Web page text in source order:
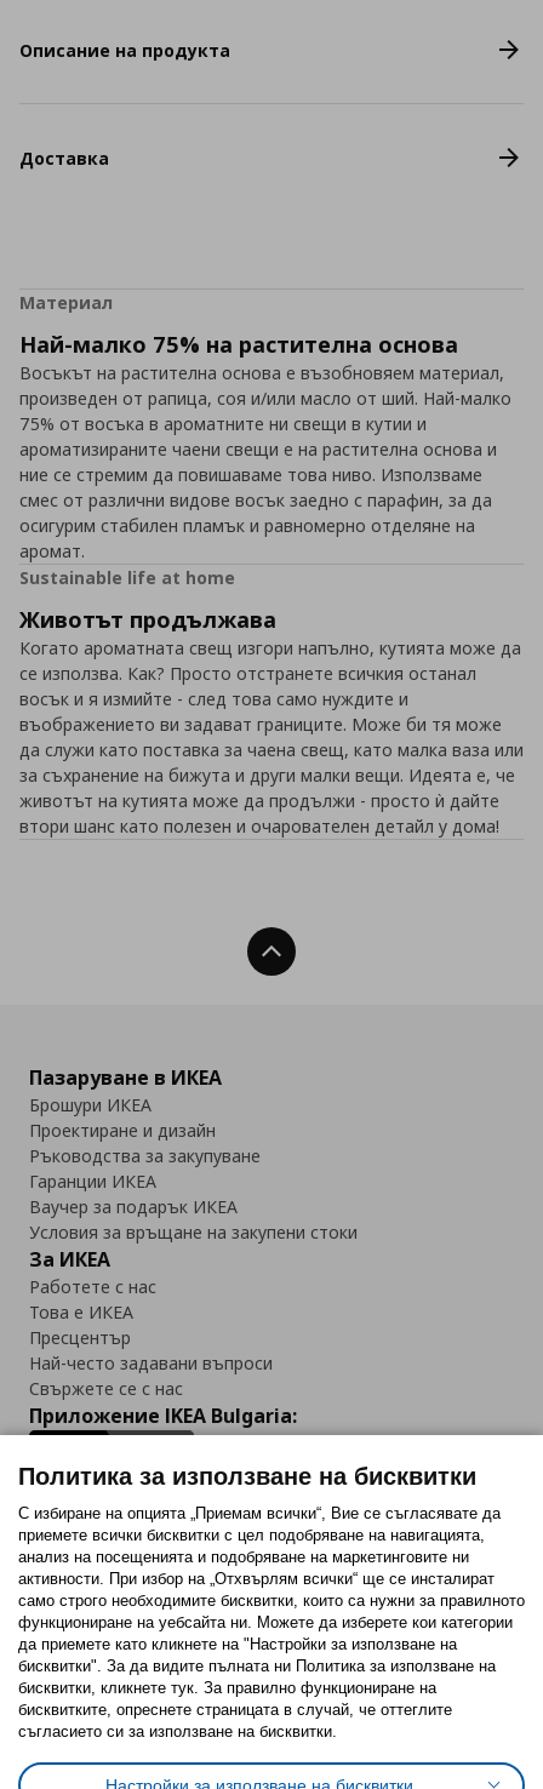
Описание на продукта
Доставка
Материал
Най-малко 75% на растителна основа
Восъкът на растителна основа е възобновяем материал,
произведен от рапица, соя и/или масло от ший. Най-малко
75% от восъка в ароматните ни свещи в кутии и
ароматизираните чаени свещи е на растителна основа и
ние се стремим да повишаваме това ниво. Използваме
смес от различни видове восък заедно с парафин, за да
осигурим стабилен пламък и равномерно отделяне на
аромат.
Sustainable life at home
Животът продължава
Когато ароматната свещ изгори напълно, кутията може да
се използва. Как? Просто отстранете всичкия останал
восък и я измийте - след това само нуждите и
въображението ви задават границите. Може би тя може
да служи като поставка за чаена свещ, като малка ваза или
за съхранение на бижута и други малки вещи. Идеята е, че
животът на кутията може да продължи - просто ѝ дайте
втори шанс като полезен и очарователен детайл у дома!
Нагоре
Пазаруване в ИКЕА
Брошури ИКЕА
Проектиране и дизайн
Ръководства за закупуване
Гаранции ИКЕА
Ваучер за подарък ИКЕА
Условия за връщане на закупени стоки
За ИКЕА
Работете с нас
Това е ИКЕА
Пресцентър
Най-често задавани въпроси
Свържете се с нас
Приложение IKEA Bulgaria:
Последвайте ни:
FacebookTwitterYoutubePinterestInstagram
Политика за използване на бисквитки (Cookies)
Избор на настройки за използване на бисквитки
Политика за използване на бисквитки
С избиране на опцията „Приемам всички“, Вие се съгласявате да
приемете всички бисквитки с цел подобряване на навигацията,
анализ на посещенията и подобряване на маркетинговите ни
активности. При избор на „Отхвърлям всички“ ще се инсталират
само строго необходимитe бисквитки, които са нужни за правилното
функциониране на уебсайта ни. Можете да изберете кои категории
да приемете като кликнете на "Настройки за използване на
бисквитки". За да видите пълната ни Политика за използване на
бисквитки, кликнете тук. За правилно функциониране на
бисквитките, опреснете страницата в случай, че оттеглите
съгласието си за използване на бисквитки.